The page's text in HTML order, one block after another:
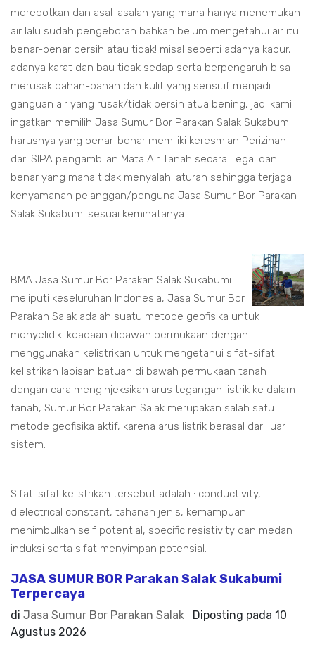
merepotkan dan asal-asalan yang mana hanya menemukan
air lalu sudah pengeboran bahkan belum mengetahui air itu
benar-benar bersih atau tidak! misal seperti adanya kapur,
adanya karat dan bau tidak sedap serta berpengaruh bisa
merusak bahan-bahan dan kulit yang sensitif menjadi
ganguan air yang rusak/tidak bersih atua bening, jadi kami
ingatkan memilih Jasa Sumur Bor Parakan Salak Sukabumi
harusnya yang benar-benar memiliki keresmian Perizinan
dari SIPA pengambilan Mata Air Tanah secara Legal dan
benar yang mana tidak menyalahi aturan sehingga terjaga
kenyamanan pelanggan/penguna Jasa Sumur Bor Parakan
Salak Sukabumi sesuai keminatanya.
BMA Jasa Sumur Bor Parakan Salak Sukabumi
meliputi keseluruhan Indonesia, Jasa Sumur Bor
Parakan Salak adalah suatu metode geofisika untuk
menyelidiki keadaan dibawah permukaan dengan
menggunakan kelistrikan untuk mengetahui sifat-sifat
kelistrikan lapisan batuan di bawah permukaan tanah
dengan cara menginjeksikan arus tegangan listrik ke dalam
tanah, Sumur Bor Parakan Salak merupakan salah satu
metode geofisika aktif, karena arus listrik berasal dari luar
sistem.
Sifat-sifat kelistrikan tersebut adalah : conductivity,
dielectrical constant, tahanan jenis, kemampuan
menimbulkan self potential, specific resistivity dan medan
induksi serta sifat menyimpan potensial.
JASA SUMUR BOR Parakan Salak Sukabumi
Terpercaya
di Jasa Sumur Bor Parakan Salak Diposting pada 10
Agustus 2026